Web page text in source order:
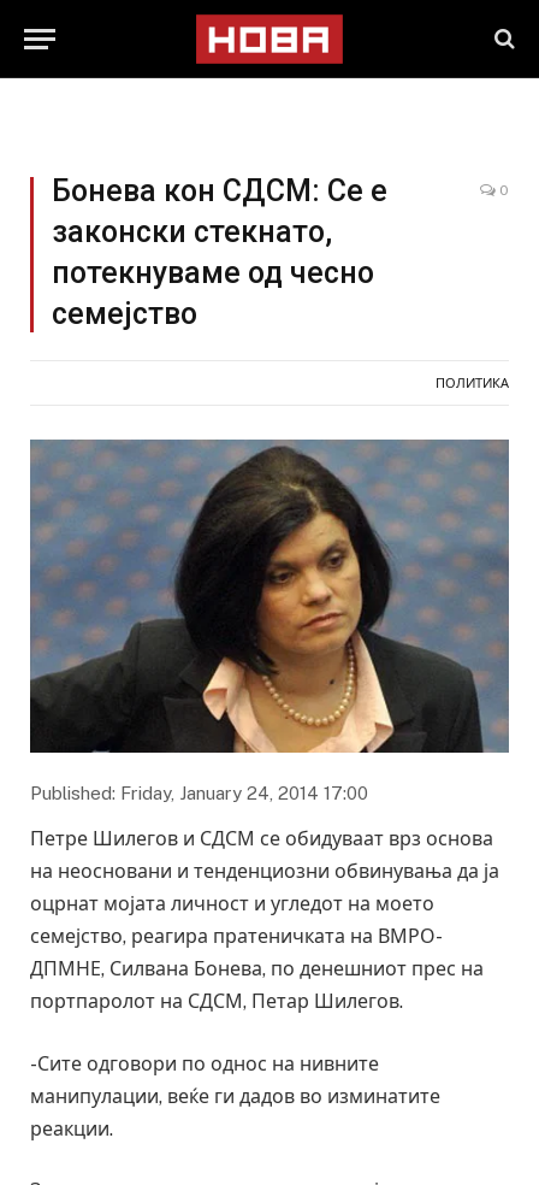
Бонева кон СДСМ: Се е
законски стекнато,
потекнуваме од чесно
семејство
0
ПОЛИТИКА
Published: Friday, January 24, 2014 17:00
Петре Шилегов и СДСМ се обидуваат врз основа
на неосновани и тенденциозни обвинувања да ја
оцрнат мојата личност и угледот на моето
семејство, реагира пратеничката на ВМРО-
ДПМНЕ, Силвана Бонева, по денешниот прес на
портпаролот на СДСМ, Петар Шилегов.
-Сите одговори по однос на нивните
манипулации, веќе ги дадов во изминатите
реакции.